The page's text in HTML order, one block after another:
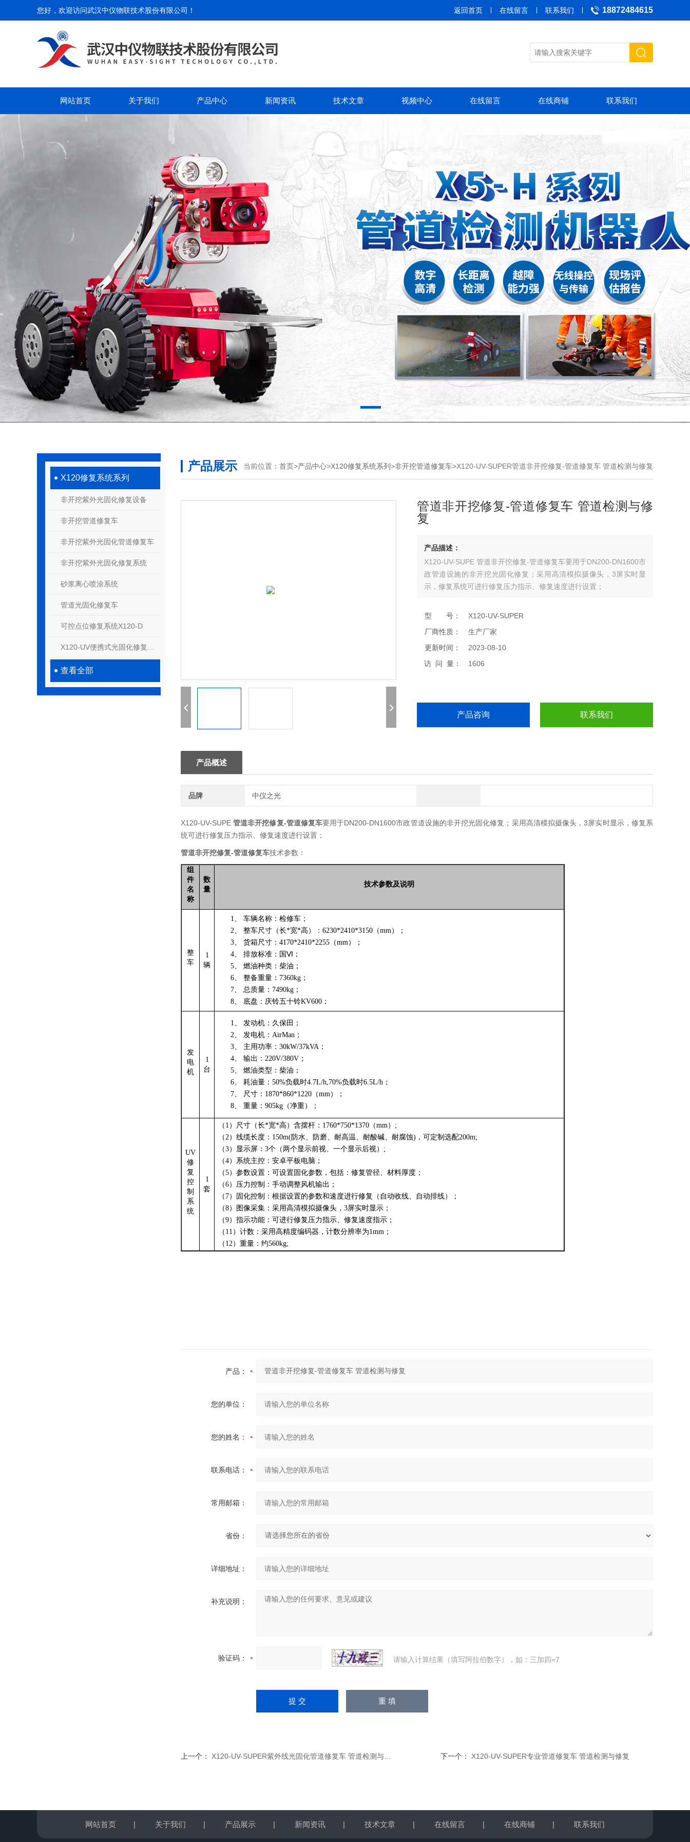
您好，欢迎访问武汉中仪物联技术股份有限公司 ！ 18872484615
返回首页 在线留言 联系我们
网站首页 关于我们 产品中心 新闻资讯 技术文章 视频中心 在线留言 在线商铺 联系我们
X120修复系统系列
非开挖紫外光固化修复设备
非开挖管道修复车
非开挖紫外光固化管道修复车
非开挖紫外光固化修复系统
砂浆离心喷涂系统
管道光固化修复车
可控点位修复系统X120-D
查看全部
产品展示 当前位置： 首页>产品中心>X120修复系统系列>非开挖管道修复车>X120-UV-SUPER管道非开挖修复-管道修复车 管道检测与修复
管道非开挖修复-管道修复车 管道检测与修
复
产品描述：
X120-UV-SUPE 管道非开挖修复-管道修复车要用于DN200-DN1600市
政管道设施的非开挖光固化修复；采用高清模拟摄像头，3屏实时显
示，修复系统可进行修复压力指示、修复速度进行设置；
型 号：
X120-UV-SUPER
厂商性质：
生产厂家
更新时间：
2023-08-10
访 问 量：
1606
产品咨询 联系我们
产品概述
品牌 中仪之光
X120-UV-SUPE管道非开挖修复-管道修复车要用于DN200-DN1600市政管道设施的非开挖光固化修复；采用高清模拟摄像头，3屏实时显示，修复系
统可进行修复压力指示、修复速度进行设置；
管道非开挖修复-管道修复车技术参数：
组
件
名
称
数
量
技术参数及说明
整
车
1
辆
1、 车辆名称：检修车；
2、 整车尺寸（长*宽*高）： 6230*2410*3150 （mm）；
3、 货箱尺寸： 4170*2410*2255 （mm）；
4、 排放标准：国Ⅵ；
5、 燃油种类：柴油；
6、 整备重量： 7360kg ；
7、 总质量： 7490kg ；
8、 底盘：庆铃五十铃KV600 ；
发
电
机
1
台
1、 发动机：久保田；
2、 发电机： AirMan ；
3、 主用功率： 30kW/37kVA ；
4、 输出： 220V/380V ；
5、 燃油类型：柴油；
6、 耗油量： 50%负载时4.7L/h,70%负载时6.5L/h ；
7、
尺寸： 1870*860*1220 （mm）；
8、 重量： 905kg （净重）；
UV
修
复
控
制
系
统
1
套
（ 1 ）尺寸（长*宽*高）含摆杆： 1760*750*1370 （mm） ;
（2）线缆长度： 150m(防水、防磨、耐高温、耐酸碱、耐腐蚀) ，可定制选配200m;
（3）显示屏： 3个（两个显示前视、一个显示后视） ;
（4）系统主控：安卓平板电脑；
（5）参数设置：可设置固化参数，包括：修复管径、材料厚度；
（6）压力控制：手动调整风机输出；
（ 7）固化控制：根据设置的参数和速度进行修复（自动收线、自动排线）；
（8）图像采集：采用高清模拟摄像头， 3屏实时显示；
（9）指示功能：可进行修复压力指示、修复速度指示；
（ 11 ）计数：采用高精度编码器，计数分辨率为1mm ；
（ 12）重量：约560kg;
产品：
您的单位：
您的姓名：
联系电话：
常用邮箱：
省份：
详细地址：
补充说明：
验证码： 请输入计算结果（填写阿拉伯数字），如：三加四=7
上一个： X120-UV-SUPER紫外线光固化管道修复车 管道检测与修复 下一个： X120-UV-SUPER专业管道修复车 管道检测与修复
网站首页 | 关于我们 | 产品展示 | 新闻资讯 | 技术文章 | 在线留言 | 在线商铺 | 联系我们